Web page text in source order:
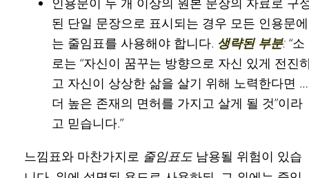
된 단일 문장으로 표시되는 경우 모든 인용문에
는 줄임표를 사용해야 합니다. 생략된 부분: “소
로는 “자신이 꿈꾸는 방향으로 자신 있게 전진
고 자신이 상상한 삶을 살기 위해 노력한다면 …
더 높은 존재의 면허를 가지고 살게 될 것”이라
고 믿습니다.”
느낌표와 마찬가지로 줄임표도 남용될 위험이 있습